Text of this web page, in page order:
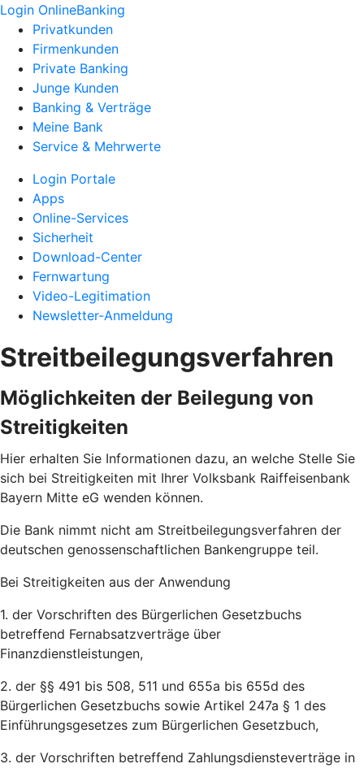
Login OnlineBanking
Privatkunden
Firmenkunden
Private Banking
Junge Kunden
Banking & Verträge
Meine Bank
Service & Mehrwerte
Login Portale
Apps
Online-Services
Sicherheit
Download-Center
Fernwartung
Video-Legitimation
Newsletter-Anmeldung
Streitbeilegungsverfahren
Möglichkeiten der Beilegung von
Streitigkeiten
Hier erhalten Sie Informationen dazu, an welche Stelle Sie
sich bei Streitigkeiten mit Ihrer Volksbank Raiffeisenbank
Bayern Mitte eG wenden können.
Die Bank nimmt nicht am Streitbeilegungsverfahren der
deutschen genossenschaftlichen Bankengruppe teil.
Bei Streitigkeiten aus der Anwendung
1. der Vorschriften des Bürgerlichen Gesetzbuchs
betreffend Fernabsatzverträge über
Finanzdienstleistungen,
2. der §§ 491 bis 508, 511 und 655a bis 655d des
Bürgerlichen Gesetzbuchs sowie Artikel 247a § 1 des
Einführungsgesetzes zum Bürgerlichen Gesetzbuch,
3. der Vorschriften betreffend Zahlungsdiensteverträge in